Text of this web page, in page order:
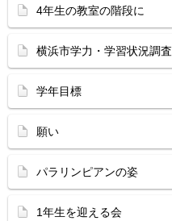
4年生の教室の階段に
横浜市学力・学習状況調査
学年目標
願い
パラリンピアンの姿
1年生を迎える会